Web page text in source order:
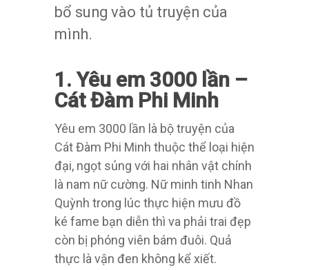
bổ sung vào tủ truyện của
mình.
1. Yêu em 3000 lần –
Cát Đàm Phi Minh
Yêu em 3000 lần là bộ truyện của
Cát Đàm Phi Minh thuộc thể loại hiện
đại, ngọt sủng với hai nhân vật chính
là nam nữ cường. Nữ minh tinh Nhan
Quỳnh trong lúc thực hiện mưu đồ
ké fame bạn diễn thì va phải trai đẹp
còn bị phóng viên bám đuôi. Quả
thực là vận đen không kể xiết.